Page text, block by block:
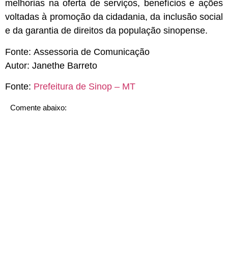
melhorias na oferta de serviços, benefícios e ações
voltadas à promoção da cidadania, da inclusão social
e da garantia de direitos da população sinopense.
Fonte: Assessoria de Comunicação
Autor: Janethe Barreto
Fonte: Prefeitura de Sinop – MT
Comente abaixo: